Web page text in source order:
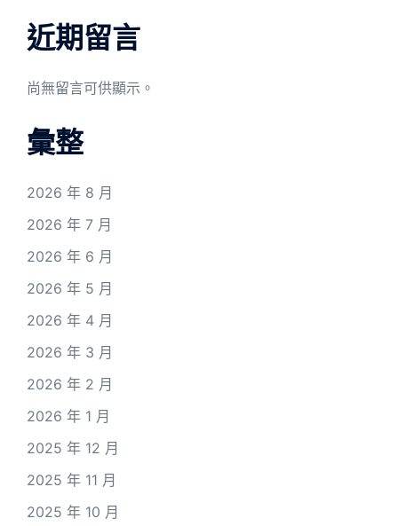
近期留言
尚無留言可供顯示。
彙整
2026 年 8 月
2026 年 7 月
2026 年 6 月
2026 年 5 月
2026 年 4 月
2026 年 3 月
2026 年 2 月
2026 年 1 月
2025 年 12 月
2025 年 11 月
2025 年 10 月